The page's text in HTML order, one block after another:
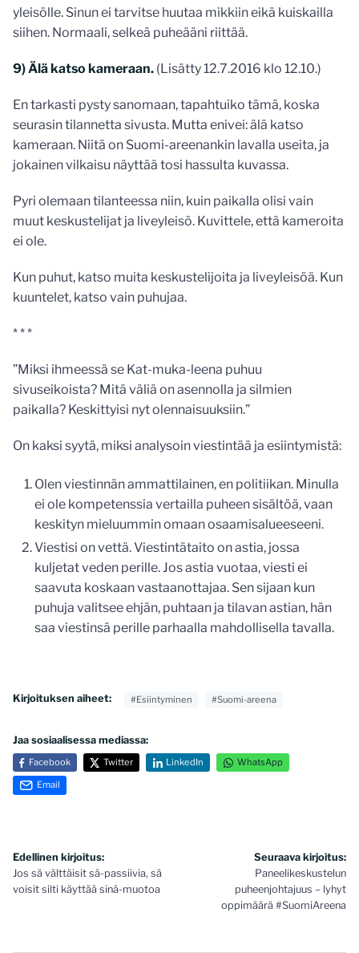
yleisölle. Sinun ei tarvitse huutaa mikkiin eikä kuiskailla
siihen. Normaali, selkeä puheääni riittää.
9) Älä katso kameraan. (Lisätty 12.7.2016 klo 12.10.)
En tarkasti pysty sanomaan, tapahtuiko tämä, koska
seurasin tilannetta sivusta. Mutta enivei: älä katso
kameraan. Niitä on Suomi-areenankin lavalla useita, ja
jokainen vilkaisu näyttää tosi hassulta kuvassa.
Pyri olemaan tilanteessa niin, kuin paikalla olisi vain
muut keskustelijat ja liveyleisö. Kuvittele, että kameroita
ei ole.
Kun puhut, katso muita keskustelijoita ja liveyleisöä. Kun
kuuntelet, katso vain puhujaa.
* * *
”Miksi ihmeessä se Kat-muka-leena puhuu
sivuseikoista? Mitä väliä on asennolla ja silmien
paikalla? Keskittyisi nyt olennaisuuksiin.”
On kaksi syytä, miksi analysoin viestintää ja esiintymistä:
Olen viestinnän ammattilainen, en politiikan. Minulla
ei ole kompetenssia vertailla puheen sisältöä, vaan
keskityn mieluummin omaan osaamisalueeseeni.
Viestisi on vettä. Viestintätaito on astia, jossa
kuljetat veden perille. Jos astia vuotaa, viesti ei
saavuta koskaan vastaanottajaa. Sen sijaan kun
puhuja valitsee ehjän, puhtaan ja tilavan astian, hän
saa viestinsä perille parhaalla mahdollisella tavalla.
Kirjoituksen aiheet: #Esiintyminen #Suomi-areena
Jaa sosiaalisessa mediassa:
Facebook Twitter LinkedIn WhatsApp
Email
Artikkelien
selaus
Edellinen kirjoitus:
Jos sä välttäisit sä-passiivia, sä
voisit silti käyttää sinä-muotoa
Seuraava kirjoitus:
Paneelikeskustelun
puheenjohtajuus – lyhyt
oppimäärä #SuomiAreena